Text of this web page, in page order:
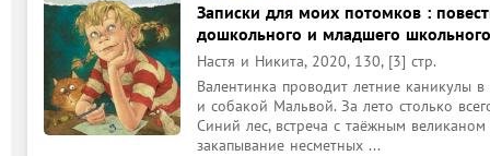
Записки для моих потомков :
дошкольного и младшего
Настя и Никита, 2020, 130, [3] стр.
Валентинка проводит летние каникулы
и собакой Мальвой. За лето столько
Синий лес, встреча с таёжным
закапывание несметных ...